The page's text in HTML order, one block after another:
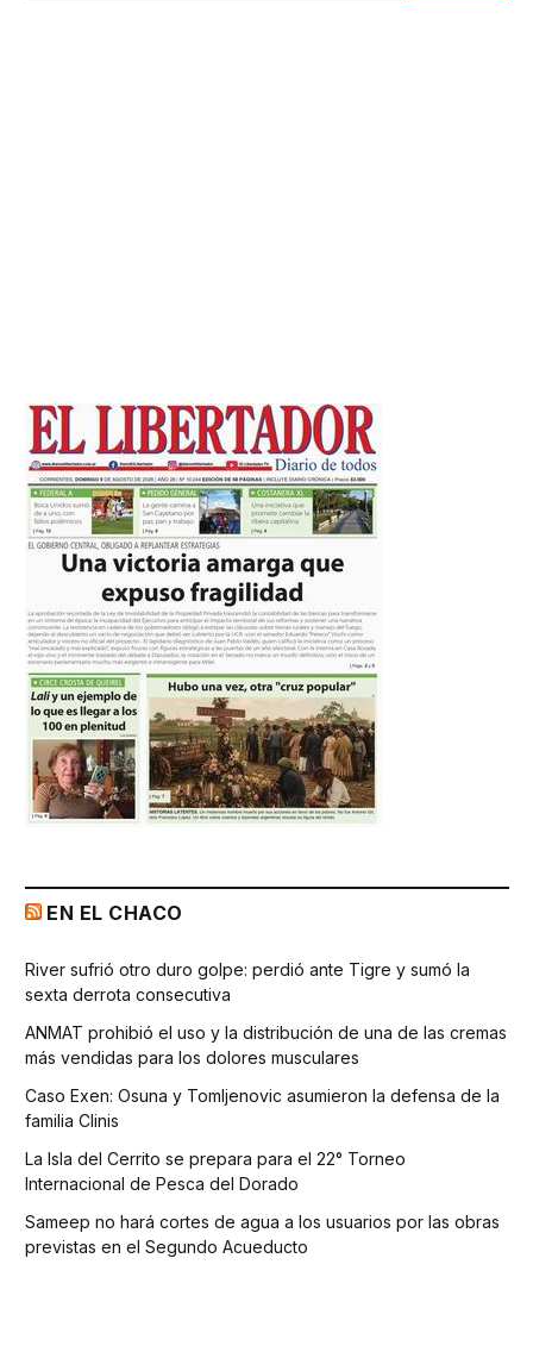
EN EL CHACO
River sufrió otro duro golpe: perdió ante Tigre y sumó la
sexta derrota consecutiva
ANMAT prohibió el uso y la distribución de una de las cremas
más vendidas para los dolores musculares
Caso Exen: Osuna y Tomljenovic asumieron la defensa de la
familia Clinis
La Isla del Cerrito se prepara para el 22° Torneo
Internacional de Pesca del Dorado
Sameep no hará cortes de agua a los usuarios por las obras
previstas en el Segundo Acueducto